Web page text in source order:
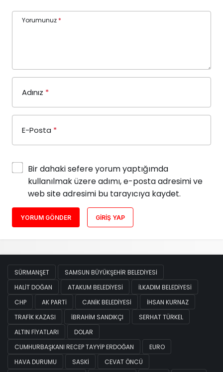
Yorumunuz *
Adınız *
E-Posta *
Bir dahaki sefere yorum yaptığımda
kullanılmak üzere adımı, e-posta adresimi ve
web site adresimi bu tarayıcıya kaydet.
YORUM GÖNDER GIRIŞ YAP
SÜRMANŞET
SAMSUN BÜYÜKŞEHIR BELEDIYESI
HALIT DOĞAN
ATAKUM BELEDIYESI
İLKADIM BELEDIYESI
CHP
AK PARTI CANIK BELEDIYESI
İHSAN KURNAZ
TRAFIK KAZASI
İBRAHIM SANDIKÇI
SERHAT TÜRKEL
ALTIN FIYATLARI
DOLAR
CUMHURBAŞKANI RECEP TAYYIP ERDOĞAN
EURO
HAVA DURUMU
SASKİ CEVAT ÖNCÜ